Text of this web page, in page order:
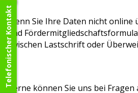
Wenn Sie Ihre Daten nicht
und
zwischen Lastschrift oder
Gerne können Sie uns bei
Telefonischer Kontakt